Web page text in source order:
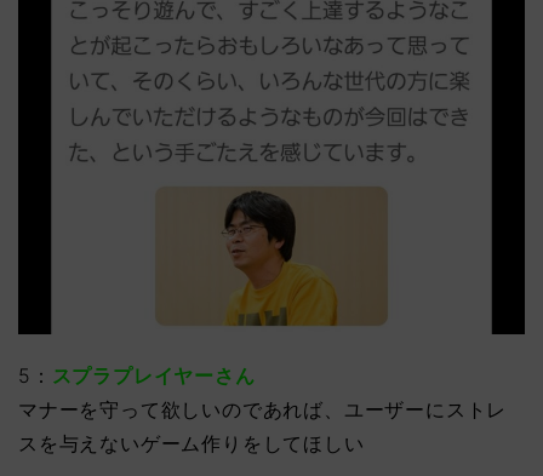
5： スプラプレイヤーさん
マナーを守って欲しいのであれば、ユーザーにストレ
スを与えないゲーム作りをしてほしい